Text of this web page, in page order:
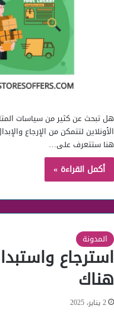
هل تبحث عن كثير من سياسات
الأونلاين لتتمكن من الإرجاع
هنا ستتعرف على…
أكمل القراءة »
المدونة
استرجاع
هناك
2 يناير، 2025